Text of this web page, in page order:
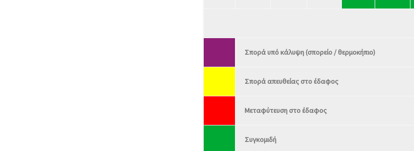
Σπορά υπό κάλυψη (σπορείο / θερμοκήπιο)
Σπορά απευθείας στο έδαφος
Μεταφύτευση στο έδαφος
Συγκομιδή